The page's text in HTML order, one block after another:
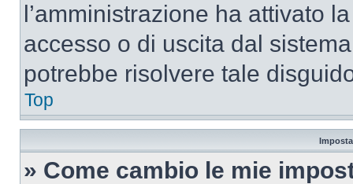
l’amministrazione ha attivato
accesso o di uscita dal
potrebbe risolvere tale
Top
» Come cambio le mie